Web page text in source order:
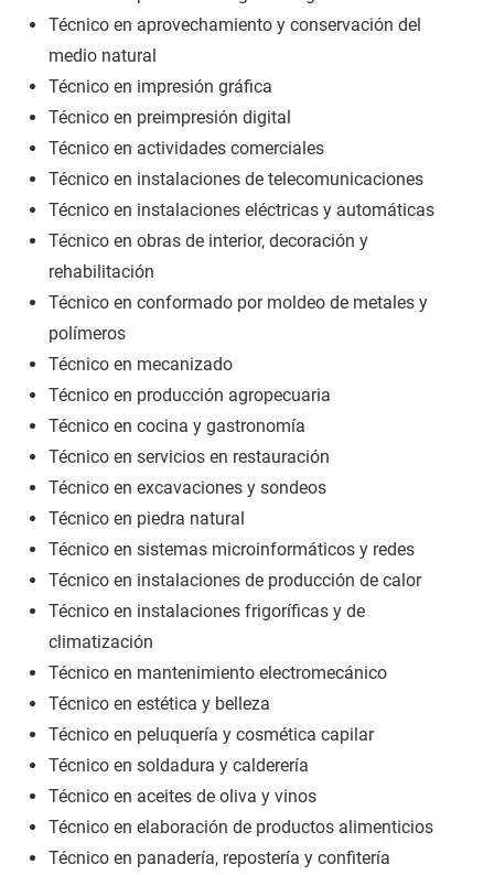
Técnico en aprovechamiento y conservación del
medio natural
Técnico en impresión gráfica
Técnico en preimpresión digital
Técnico en actividades comerciales
Técnico en instalaciones de telecomunicaciones
Técnico en instalaciones eléctricas y automáticas
Técnico en obras de interior, decoración y
rehabilitación
Técnico en conformado por moldeo de metales y
polímeros
Técnico en mecanizado
Técnico en producción agropecuaria
Técnico en cocina y gastronomía
Técnico en servicios en restauración
Técnico en excavaciones y sondeos
Técnico en piedra natural
Técnico en sistemas microinformáticos y redes
Técnico en instalaciones de producción de calor
Técnico en instalaciones frigoríficas y de
climatización
Técnico en mantenimiento electromecánico
Técnico en estética y belleza
Técnico en peluquería y cosmética capilar
Técnico en soldadura y calderería
Técnico en aceites de oliva y vinos
Técnico en elaboración de productos alimenticios
Técnico en panadería, repostería y confitería